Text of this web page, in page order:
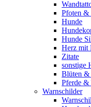
Pfoten &
Hunde
Hunde
Herz mit
Zitate
sonstige
Blüten &
Pferde &
Warnschilder